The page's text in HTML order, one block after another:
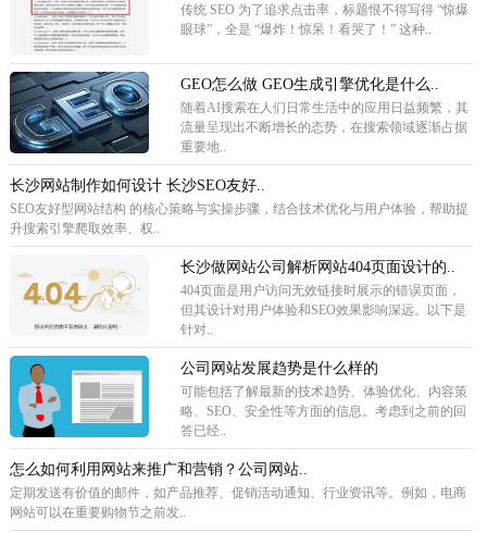
传统 SEO 为了追求点击率，标题恨不得写得 “惊爆
眼球”，全是 “爆炸！惊呆！看哭了！” 这种..
GEO怎么做 GEO生成引擎优化是什么..
随着AI搜索在人们日常生活中的应用日益频繁，其
流量呈现出不断增长的态势，在搜索领域逐渐占据
重要地..
长沙网站制作如何设计 长沙SEO友好..
SEO友好型网站结构 的核心策略与实操步骤，结合技术优化与用户体验，帮助提
升搜索引擎爬取效率、权..
长沙做网站公司解析网站404页面设计的..
404页面是用户访问无效链接时展示的错误页面，
但其设计对用户体验和SEO效果影响深远。以下是
针对..
公司网站发展趋势是什么样的
可能包括了解最新的技术趋势、体验优化、内容策
略、SEO、安全性等方面的信息。考虑到之前的回
答已经..
怎么如何利用网站来推广和营销？公司网站..
定期发送有价值的邮件，如产品推荐、促销活动通知、行业资讯等。例如，电商
网站可以在重要购物节之前发..